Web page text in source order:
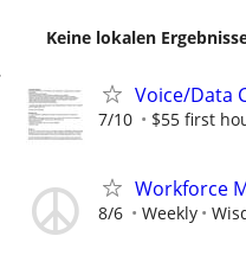
Keine lokalen
Voice/Data
7/10 $55 first
Workforce
8/6 Weekly